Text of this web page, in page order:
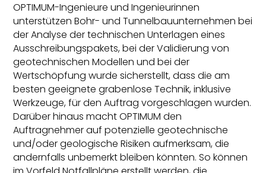
OPTIMUM-Ingenieure und Ingenieurinnen
unterstützen Bohr- und Tunnelbauunternehmen bei
der Analyse der technischen Unterlagen eines
Ausschreibungspakets, bei der Validierung von
geotechnischen Modellen und bei der
Wertschöpfung wurde sicherstellt, dass die am
besten geeignete grabenlose Technik, inklusive
Werkzeuge, für den Auftrag vorgeschlagen wurden.
Darüber hinaus macht OPTIMUM den
Auftragnehmer auf potenzielle geotechnische
und/oder geologische Risiken aufmerksam, die
andernfalls unbemerkt bleiben könnten. So können